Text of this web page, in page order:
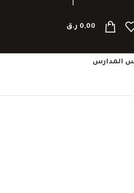
0,00 ر.ق
المدارس